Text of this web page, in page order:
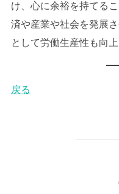
け、心に余裕を持てる
済や産業や社会を発展
として労働生産性も向上
戻る